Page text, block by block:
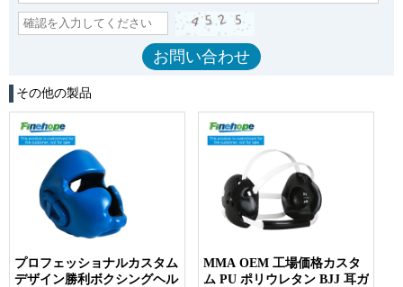
その他の製品
プロフェッショナルカスタム
デザイン勝利ボクシングヘル
MMA OEM 工場価格カスタ
ム PU ポリウレタン BJJ 耳ガ